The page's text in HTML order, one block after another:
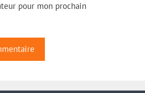
pour mon prochain